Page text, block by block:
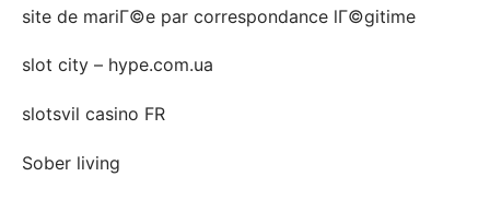
site de mariГ©e par correspondance lГ©gitime
slot city – hype.com.ua
slotsvil casino FR
Sober living